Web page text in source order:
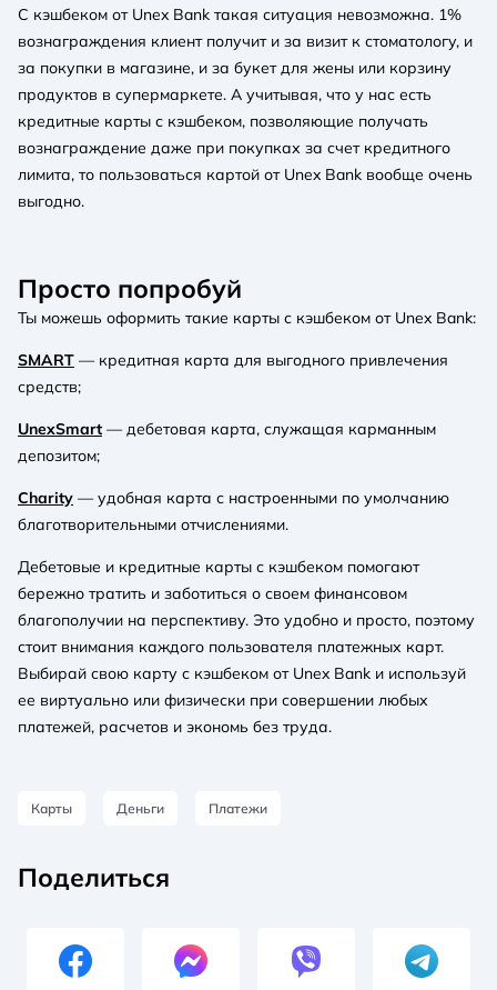
С кэшбеком от Unex Bank такая ситуация невозможна. 1%
вознаграждения клиент получит и за визит к стоматологу, и
за покупки в магазине, и за букет для жены или корзину
продуктов в супермаркете. А учитывая, что у нас есть
кредитные карты с кэшбеком, позволяющие получать
вознаграждение даже при покупках за счет кредитного
лимита, то пользоваться картой от Unex Bank вообще очень
выгодно.
Просто попробуй
Ты можешь оформить такие карты с кэшбеком от Unex Bank:
SMART — кредитная карта для выгодного привлечения
средств;
UnexSmart — дебетовая карта, служащая карманным
депозитом;
Charity — удобная карта с настроенными по умолчанию
благотворительными отчислениями.
Дебетовые и кредитные карты с кэшбеком помогают
бережно тратить и заботиться о своем финансовом
благополучии на перспективу. Это удобно и просто, поэтому
стоит внимания каждого пользователя платежных карт.
Выбирай свою карту с кэшбеком от Unex Bank и используй
ее виртуально или физически при совершении любых
платежей, расчетов и экономь без труда.
Карты Деньги Платежи
Поделиться